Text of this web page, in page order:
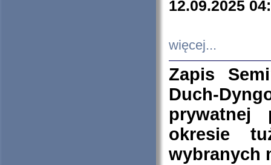
12.09.2025
więcej...
Zapis
Duch-
prywatnej
okresie
wybranych